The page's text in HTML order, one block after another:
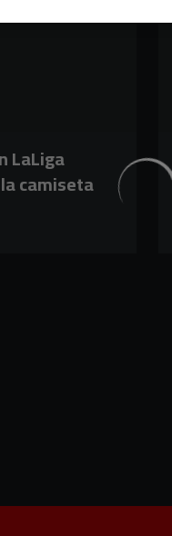
LaLiga
camiseta